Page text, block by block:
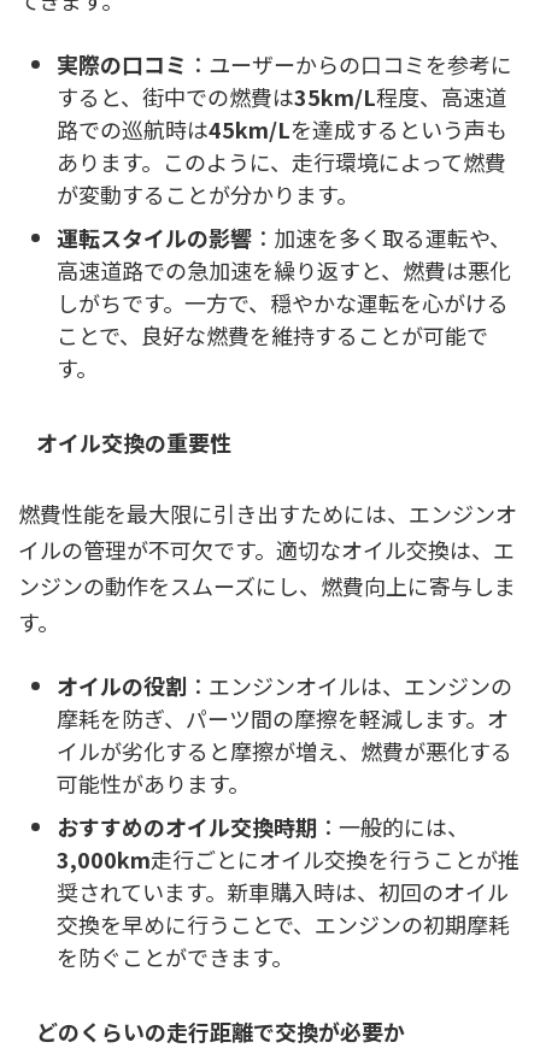
実際の口コミ ：ユーザーからの口コミを参考に
すると、街中での燃費は35km/L程度、高速道
路での巡航時は45km/Lを達成するという声も
あります。このように、走行環境によって燃費
が変動することが分かります。
運転スタイルの影響 ：加速を多く取る運転や、
高速道路での急加速を繰り返すと、燃費は悪化
しがちです。一方で、穏やかな運転を心がける
ことで、良好な燃費を維持することが可能で
す。
オイル交換の重要性
燃費性能を最大限に引き出すためには、エンジンオ
イルの管理が不可欠です。適切なオイル交換は、エ
ンジンの動作をスムーズにし、燃費向上に寄与しま
す。
オイルの役割 ：エンジンオイルは、エンジンの
摩耗を防ぎ、パーツ間の摩擦を軽減します。オ
イルが劣化すると摩擦が増え、燃費が悪化する
可能性があります。
おすすめのオイル交換時期 ：一般的には、
3,000km走行ごとにオイル交換を行うことが推
奨されています。新車購入時は、初回のオイル
交換を早めに行うことで、エンジンの初期摩耗
を防ぐことができます。
どのくらいの走行距離で交換が必要か